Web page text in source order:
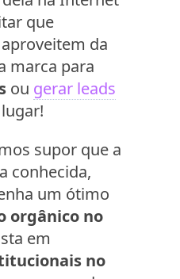
que
da
marca para
ou gerar leads
supor que a
conhecida,
um ótimo
orgânico no
em
no